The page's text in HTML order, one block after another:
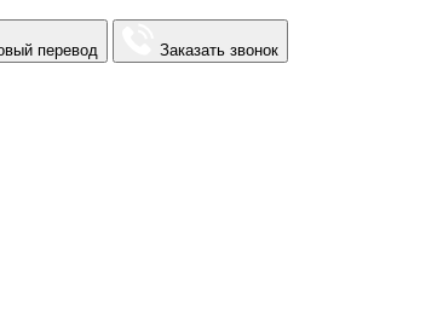
перевод Заказать звонок